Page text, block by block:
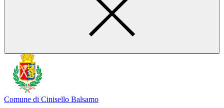
Comune di Cinisello Balsamo